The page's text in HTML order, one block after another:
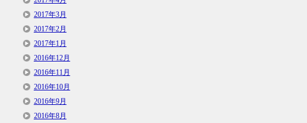
2017年3月
2017年2月
2017年1月
2016年12月
2016年11月
2016年10月
2016年9月
2016年8月